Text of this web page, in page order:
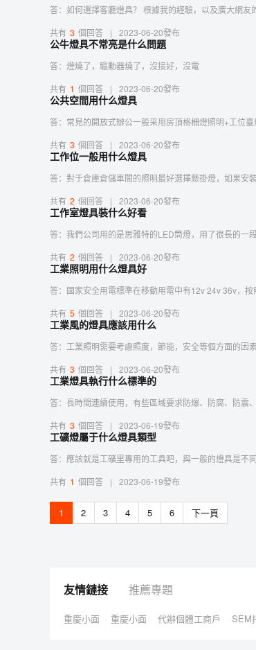
答：如何選擇客廳燈具？ 根據我的經驗，以及廣大網
共有 3 個回答 | 2023-06-20發布
公牛燈具不常亮是什么問題
答：燈燒了，驅動器燒了，沒接好，沒電
共有 1 個回答 | 2023-06-20發布
公共空間用什么燈具
答：常見的開放式辦公一般采用房頂格柵燈照明+工位
共有 3 個回答 | 2023-06-20發布
工作位一般用什么燈具
答：對于倉庫倉儲車間的照明最好選擇懸掛燈，如果安
共有 2 個回答 | 2023-06-20發布
工作室燈具裝什么好看
答：我們公司用的是思雅特的LED筒燈，用了很長的一
共有 2 個回答 | 2023-06-20發布
工業照明用什么燈具好
答：國家安全用電標準在移動用電中有12v 24v 36v，
共有 5 個回答 | 2023-06-20發布
工業風的燈具應該用什么
答：工業照明需要考慮照度，節能，安全等個方面的因
共有 3 個回答 | 2023-06-20發布
工業燈具執行什么標準的
答：長時間連續使用，有些區域要求防爆、防腐、防
共有 3 個回答 | 2023-06-19發布
工礦燈屬于什么燈具類型
答：應該就是工礦里專用的工具吧，與一般的燈具是不同
共有 1 個回答 | 2023-06-19發布
1 2 3 4 5 6 下一頁
友情鏈接 推薦專題
重慶小面 重慶小面 代辦個體工商戶 SEM